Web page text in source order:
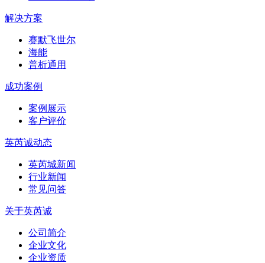
解决方案
赛默飞世尔
海能
普析通用
成功案例
案例展示
客户评价
英芮诚动态
英芮城新闻
行业新闻
常见问答
关于英芮诚
公司简介
企业文化
企业资质